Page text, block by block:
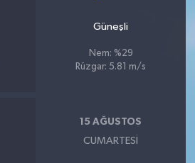
Güneşli
Nem: %29
Rüzgar: 5.81 m/s
15 AĞUSTOS
CUMARTESI